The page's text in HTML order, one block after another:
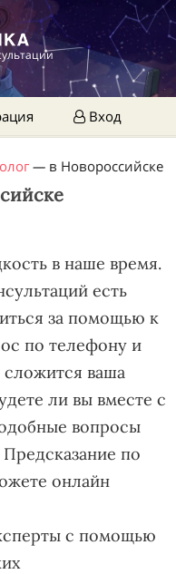
Вход
— в Новороссийске
в наше время.
есть
за помощью к
по телефону и
сложится ваша
ли вы вместе с
вопросы
по
онлайн
с помощью